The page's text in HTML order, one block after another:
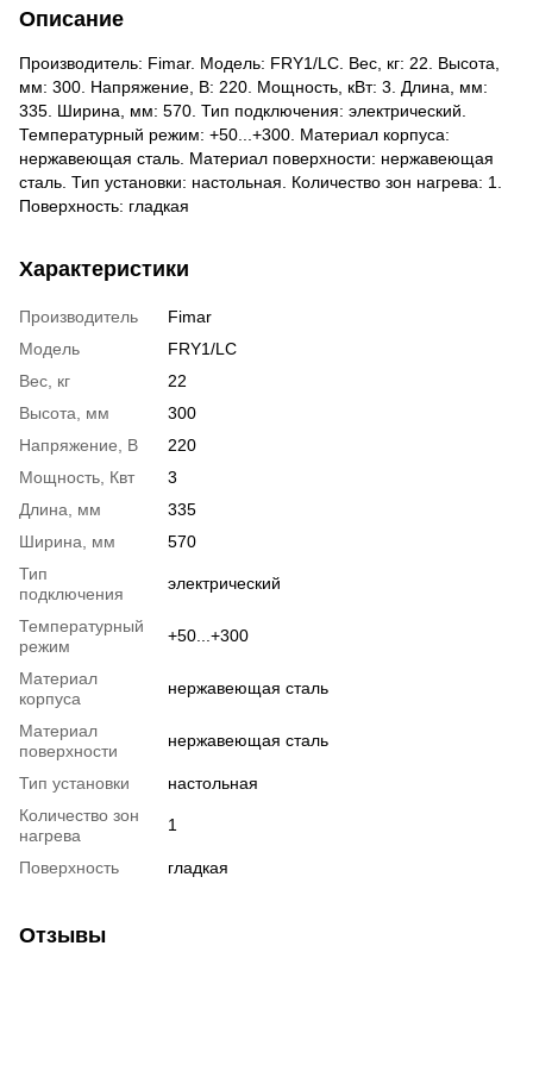
Описание
Производитель: Fimar. Модель: FRY1/LC. Вес, кг: 22. Высота,
мм: 300. Напряжение, В: 220. Мощность, кВт: 3. Длина, мм:
335. Ширина, мм: 570. Тип подключения: электрический.
Температурный режим: +50...+300. Материал корпуса:
нержавеющая сталь. Материал поверхности: нержавеющая
сталь. Тип установки: настольная. Количество зон нагрева: 1.
Поверхность: гладкая
Характеристики
Производитель
Fimar
Модель
FRY1/LC
Вес, кг
22
Высота, мм
300
Напряжение, В
220
Мощность, Квт
3
Длина, мм
335
Ширина, мм
570
Тип
подключения
электрический
Температурный
режим
+50...+300
Материал
корпуса
нержавеющая сталь
Материал
поверхности
нержавеющая сталь
Тип установки
настольная
Количество зон
нагрева
1
Поверхность гладкая
Отзывы